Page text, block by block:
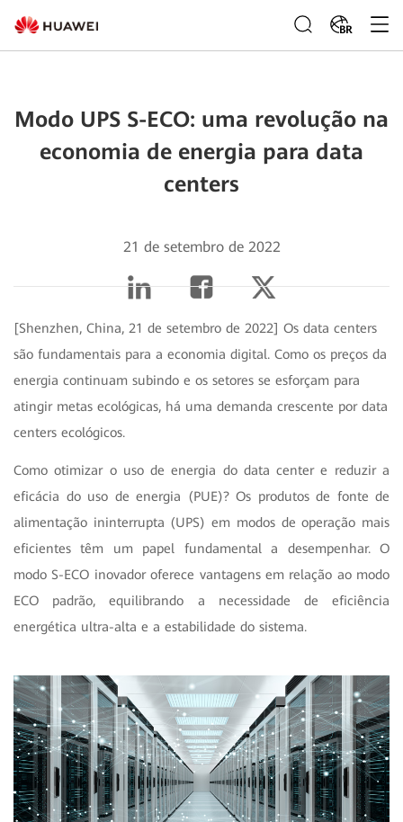
BR
Modo UPS S-ECO: uma revolução na
economia de energia para data
centers
21 de setembro de 2022
[Shenzhen, China, 21 de setembro de 2022] Os data centers
são fundamentais para a economia digital. Como os preços da
energia continuam subindo e os setores se esforçam para
atingir metas ecológicas, há uma demanda crescente por data
centers ecológicos.
Como otimizar o uso de energia do data center e reduzir a
eficácia do uso de energia (PUE)? Os produtos de fonte de
alimentação ininterrupta (UPS) em modos de operação mais
eficientes têm um papel fundamental a desempenhar. O
modo S-ECO inovador oferece vantagens em relação ao modo
ECO padrão, equilibrando a necessidade de eficiência
energética ultra-alta e a estabilidade do sistema.